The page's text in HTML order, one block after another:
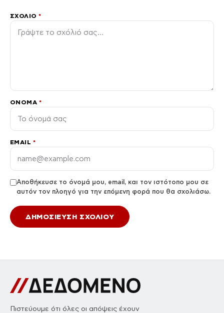
ΣΧΌΛΙΟ*
ΌΝΟΜΑ *
EMAIL *
Αποθήκευσε το όνομά μου, email, και τον ιστότοπο μου σε
αυτόν τον πλοηγό για την επόμενη φορά που θα σχολιάσω.
Πιστεύουμε ότι όλες οι απόψεις έχουν